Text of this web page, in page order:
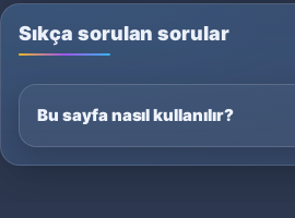
Sıkça sorulan sorular
Bu sayfa nasıl kullanılır?